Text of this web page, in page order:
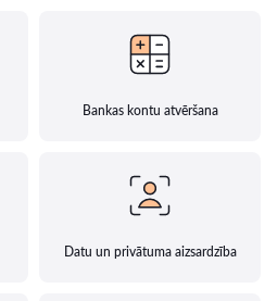
Bankas kontu atvēršana
Datu un privātuma aizsardzība